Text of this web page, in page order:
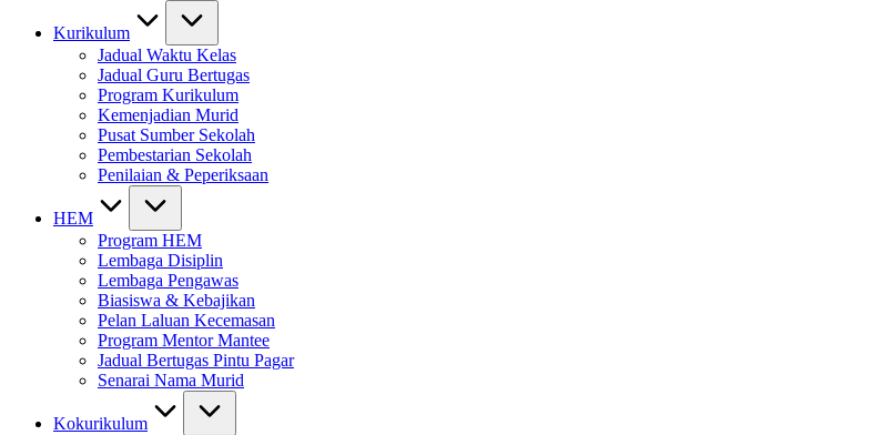
Kurikulum
Jadual Waktu Kelas
Jadual Guru Bertugas
Program Kurikulum
Kemenjadian Murid
Pusat Sumber Sekolah
Pembestarian Sekolah
Penilaian & Peperiksaan
HEM
Program HEM
Lembaga Disiplin
Lembaga Pengawas
Biasiswa & Kebajikan
Pelan Laluan Kecemasan
Program Mentor Mantee
Jadual Bertugas Pintu Pagar
Senarai Nama Murid
Kokurikulum